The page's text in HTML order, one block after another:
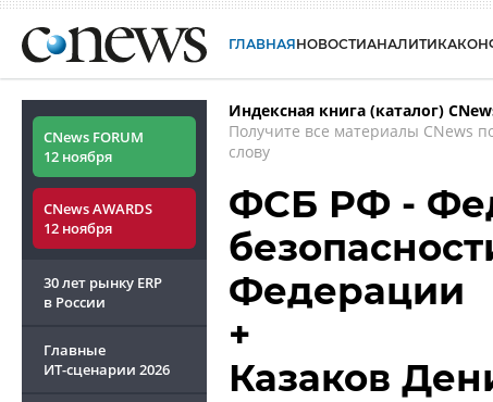
ГЛАВНАЯНОВОСТИАНАЛИТИКА
CNews FORUM
12 ноября
CNews AWARDS
12 ноября
30 лет рынку ERP
в России
Главные
ИТ-сценарии 2026
Индексная книга (каталог)
Получите все материалы CNews
слову
ФСБ РФ -
Федерации
+
Казаков